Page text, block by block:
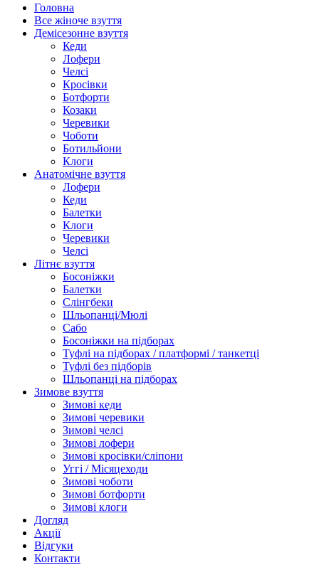
Головна
Все жіноче взуття
Демісезонне взуття
Кеди
Лофери
Челсі
Кросівки
Ботфорти
Козаки
Черевики
Чоботи
Ботильйони
Клоги
Анатомічне взуття
Лофери
Кеди
Балетки
Клоги
Черевики
Челсі
Літнє взуття
Босоніжки
Балетки
Слінгбеки
Шльопанці/Мюлі
Сабо
Босоніжки на підборах
Туфлі на підборах / платформі / танкетці
Туфлі без підборів
Шльопанці на підборах
Зимове взуття
Зимові кеди
Зимові черевики
Зимові челсі
Зимові лофери
Зимові кросівки/сліпони
Уггі / Місяцеходи
Зимові чоботи
Зимові ботфорти
Зимові клоги
Догляд
Акції
Відгуки
Контакти